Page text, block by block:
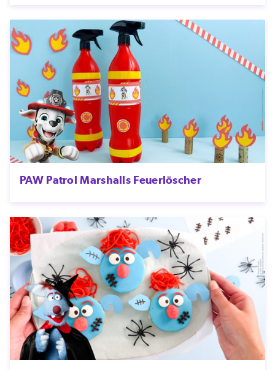
PAW Patrol Marshalls Feuerlöscher